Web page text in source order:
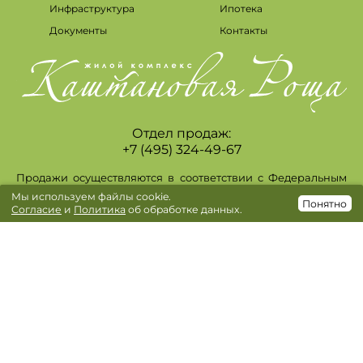
Инфраструктура
Ипотека
Документы
Контакты
Продажи осуществляются в соответствии с Федеральным
законом 214-Ф3. Проектная декларация опубликована на
https://kashtanovaya-rosha.ru/. Фактический внешний вид
возводимых зданий, отделка и дизайн интерьеров, в том
Отдел продаж:
+7 (495) 324-49-67
Мы используем файлы cookie.
Согласие и Политика об обработке данных. Понятно